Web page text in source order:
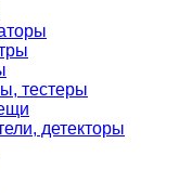
тестеры
детекторы